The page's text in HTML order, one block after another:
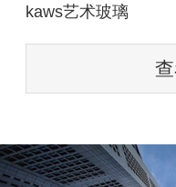
kaws艺术玻璃